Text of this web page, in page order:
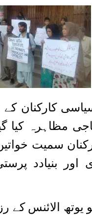
کارکنان
مظاہرہ کیا
سمیت خواتین
بنیادد
الائنس کے